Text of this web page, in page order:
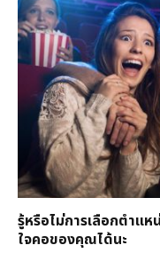
รู้หรือไม่การเลือกตำแ
ใจคอของคุณได้นะ